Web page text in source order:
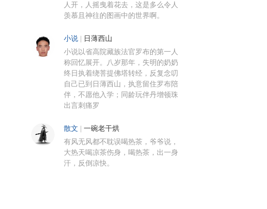
人开，人摇曳着花去，这是多么令人
羡慕且神往的图画中的世界啊。
小说 日薄西山
小说以省高院藏族法官罗布的第一人
称回忆展开。八岁那年，失明的奶奶
终日执着绕菩提佛塔转经，反复念叨
自己已到日薄西山，执意留住罗布陪
伴，不愿他入学；同龄玩伴丹增顿珠
出言刺痛罗
散文 一碗老干烘
有风无风都不耽误喝热茶，爷爷说，
大热天喝凉茶伤身，喝热茶，出一身
汗，反倒凉快。